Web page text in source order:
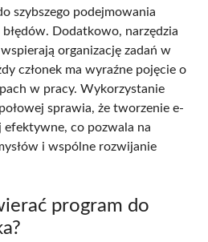
szybszego podejmowania
Dodatkowo, narzędzia
wspierają organizację zadań w
członek ma wyraźne pojęcie o
w pracy. Wykorzystanie
sprawia, że tworzenie e-
efektywne, co pozwala na
i wspólne rozwijanie
program do